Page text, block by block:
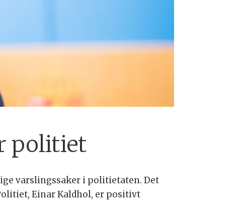
politiet
varslingssaker i politietaten. Det
Einar Kaldhol, er positivt